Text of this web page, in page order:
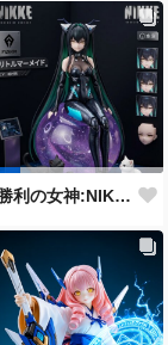
勝利の女神:NIKKE リトル・マーメイド アクリルドールフィギュア